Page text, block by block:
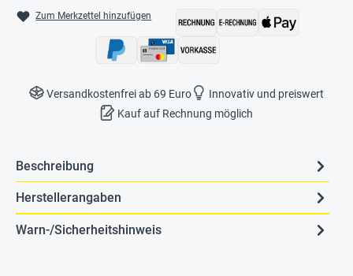
Zum Merkzettel hinzufügen
Versandkostenfrei ab 69 Euro
Innovativ und preiswert
Kauf auf Rechnung möglich
Beschreibung
Herstellerangaben
Warn-/Sicherheitshinweis